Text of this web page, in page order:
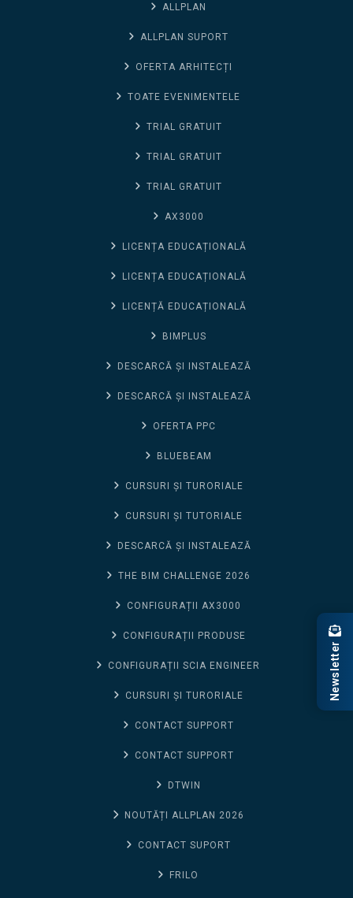
ALLPLAN
ALLPLAN SUPORT
OFERTA ARHITECȚI
TOATE EVENIMENTELE
TRIAL GRATUIT
TRIAL GRATUIT
TRIAL GRATUIT
AX3000
LICENȚA EDUCAȚIONALĂ
LICENȚA EDUCAȚIONALĂ
LICENȚĂ EDUCAȚIONALĂ
BIMPLUS
DESCARCĂ ȘI INSTALEAZĂ
DESCARCĂ ȘI INSTALEAZĂ
OFERTA PPC
BLUEBEAM
CURSURI ȘI TURORIALE
CURSURI ȘI TUTORIALE
DESCARCĂ ȘI INSTALEAZĂ
THE BIM CHALLENGE 2026
CONFIGURAȚII AX3000
CONFIGURAȚII PRODUSE
CONFIGURAȚII SCIA ENGINEER
CURSURI ȘI TURORIALE
CONTACT SUPPORT
CONTACT SUPPORT
DTWIN
NOUTĂȚI ALLPLAN 2026
CONTACT SUPORT
FRILO
Newsletter